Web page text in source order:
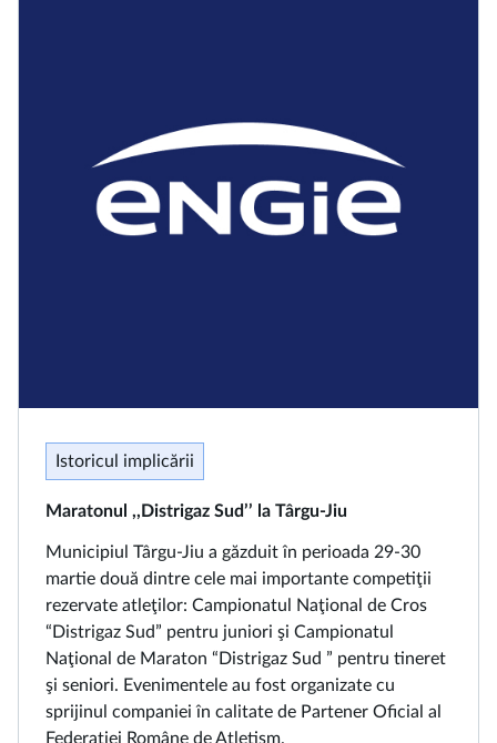
Istoricul implicării
Maratonul ,,Distrigaz Sud’’ la Târgu-Jiu
Municipiul Târgu-Jiu a găzduit în perioada 29-30
martie două dintre cele mai importante competiţii
rezervate atleţilor: Campionatul Naţional de Cros
“Distrigaz Sud” pentru juniori şi Campionatul
Naţional de Maraton “Distrigaz Sud ” pentru tineret
şi seniori. Evenimentele au fost organizate cu
sprijinul companiei în calitate de Partener Oficial al
Federaţiei Române de Atletism.